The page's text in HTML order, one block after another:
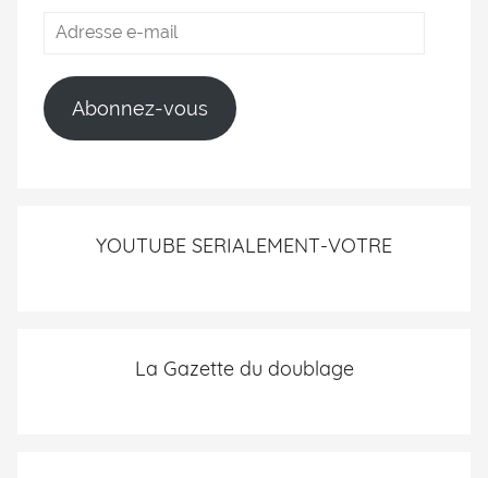
Abonnez-vous
YOUTUBE SERIALEMENT-VOTRE
La Gazette du doublage